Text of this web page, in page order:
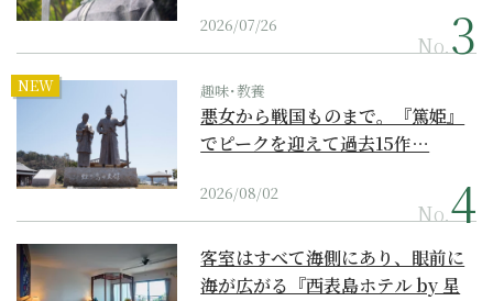
2026/07/26
No.
NEW 趣味･教養
悪女から戦国ものまで。『篤姫』
でピークを迎えて過去15作…
2026/08/02
No.
客室はすべて海側にあり、眼前に
海が広がる『西表島ホテル by 星